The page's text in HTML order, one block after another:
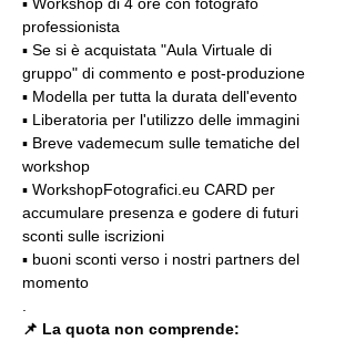
professionista
▪️ Se si è acquistata "Aula Virtuale di
gruppo" di commento e post-produzione
▪️ Modella per tutta la durata dell'evento
▪️ Liberatoria per l'utilizzo delle immagini
▪️ Breve vademecum sulle tematiche del
workshop
▪️ WorkshopFotografici.eu CARD per
accumulare presenza e godere di futuri
sconti sulle iscrizioni
▪️ buoni sconti verso i nostri partners del
momento
📌 La quota non comprende: